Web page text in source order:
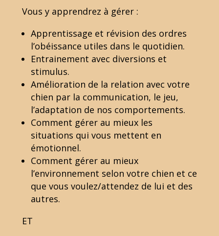
Vous y apprendrez à gérer :
Apprentissage et révision des ordres
l’obéissance utiles dans le quotidien.
Entrainement avec diversions et
stimulus.
Amélioration de la relation avec votre
chien par la communication, le jeu,
l’adaptation de nos comportements.
Comment gérer au mieux les
situations qui vous mettent en
émotionnel.
Comment gérer au mieux
l’environnement selon votre chien et ce
que vous voulez/attendez de lui et des
autres.
ET